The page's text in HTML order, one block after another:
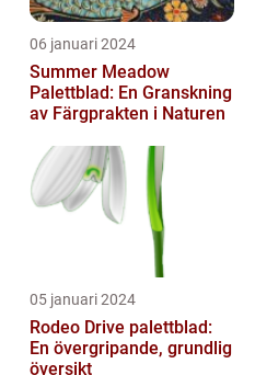
06 januari 2024
Summer Meadow
Palettblad: En Granskning
av Färgprakten i Naturen
05 januari 2024
Rodeo Drive palettblad:
En övergripande, grundlig
översikt